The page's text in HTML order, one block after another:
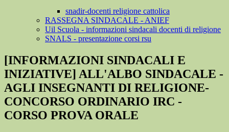
snadir-docenti religione cattolica
RASSEGNA SINDACALE - ANIEF
Uil Scuola - informazioni sindacali docenti di religione
SNALS - presentazione corsi rsu
[INFORMAZIONI SINDACALI E
INIZIATIVE] ALL'ALBO SINDACALE -
AGLI INSEGNANTI DI RELIGIONE-
CONCORSO ORDINARIO IRC -
CORSO PROVA ORALE